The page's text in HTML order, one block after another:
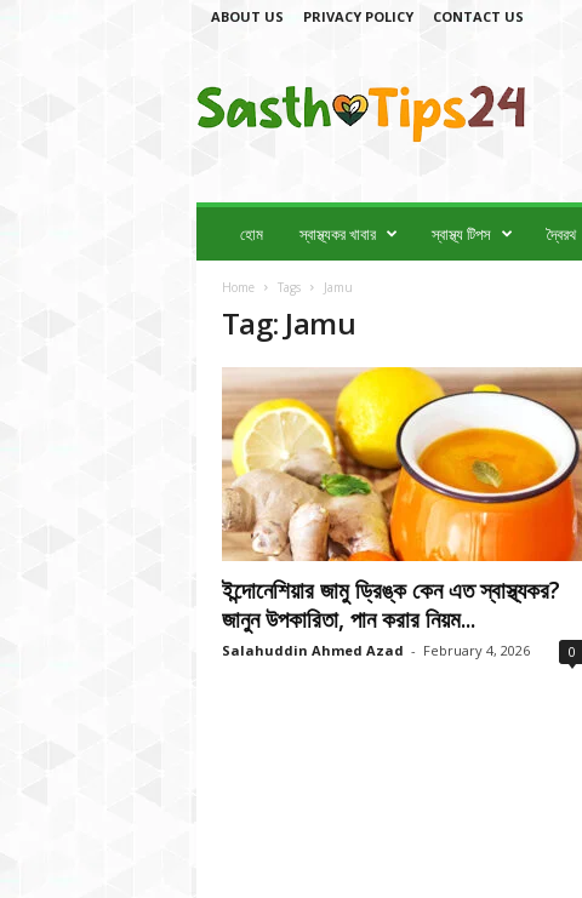
ABOUT US PRIVACY POLICY CONTACT US
টি
প
4
হোম স্বাস্থ্যকর খাবার স্বাস্থ্য টিপস দ্বৈরথ
Home Tags Jamu
Tag: Jamu
ইন্দোনেশিয়ার জামু ড্রিঙ্ক কেন এত স্বাস্থ্যকর?
জানুন উপকারিতা, পান করার নিয়ম...
Salahuddin Ahmed Azad - February 4, 2026 0